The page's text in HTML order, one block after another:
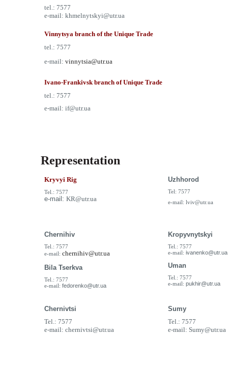
tel.: 7577
e-mail: khmelnytskyi@utr.ua
Vinnytsya branch of the Unique Trade
tel.: 7577
e-mail: vinnytsia@utr.ua
Ivano-Frankivsk branch of Unique Trade
tel.: 7577
e-mail: if@utr.ua
Representation
Kryvyi Rig
Tel.: 7577
e-mail: KR@utr.ua
Uzhhorod
Tel: 7577
e-mail: lviv@utr.ua
Chernihiv
Tel.: 7577
e-mail: chernihiv@utr.ua
Bila Tserkva
Tel.: 7577
e-mail: fedorenko@utr.ua
Kropyvnytskyi
Tel.: 7577
e-mail: ivanenko@utr.ua
Uman
Tel.: 7577
e-mail: pukhir@utr.ua
Chernivtsi
Tel.: 7577
e-mail: chernivtsi@utr.ua
Sumy
Tel.: 7577
e-mail: Sumy@utr.ua